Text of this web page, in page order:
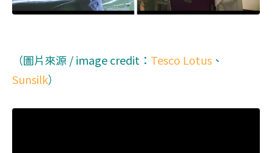
（圖片來源 / image credit： Tesco Lotus 、
Sunsilk）